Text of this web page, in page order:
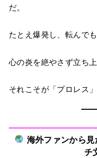
だ。
たとえ爆発し、転んでも
心の炎を絶やさず立ち
それこそが「プロレス
海外ファンから
チ